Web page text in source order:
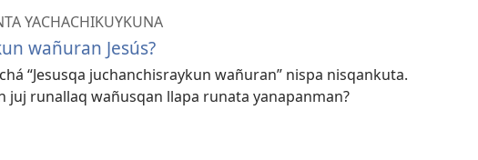
YACHACHIKUYKUNA
wañuran Jesús?
“Jesusqa juchanchisraykun wañuran” nispa nisqankuta.
juj runallaq wañusqan llapa runata yanapanman?